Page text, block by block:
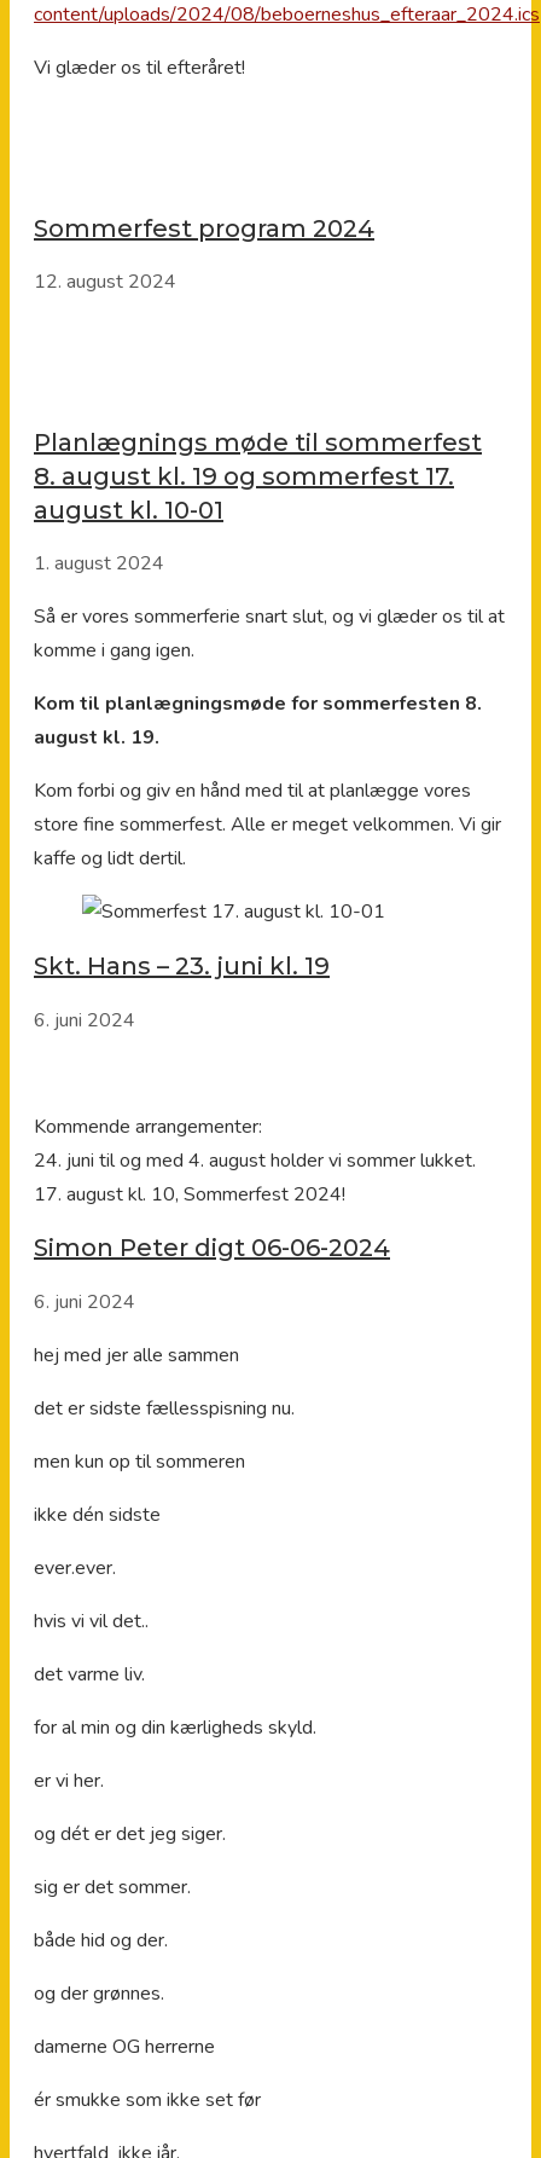
content/uploads/2024/08/beboerneshus_efteraar_2024.ics
Vi glæder os til efteråret!
Sommerfest program 2024
12. august 2024
Planlægnings møde til sommerfest
8. august kl. 19 og sommerfest 17.
august kl. 10-01
1. august 2024
Så er vores sommerferie snart slut, og vi glæder os til at
komme i gang igen.
Kom til planlægningsmøde for sommerfesten 8.
august kl. 19.
Kom forbi og giv en hånd med til at planlægge vores
store fine sommerfest. Alle er meget velkommen. Vi gir
kaffe og lidt dertil.
Skt. Hans – 23. juni kl. 19
6. juni 2024
Kommende arrangementer:
24. juni til og med 4. august holder vi sommer lukket.
17. august kl. 10, Sommerfest 2024!
Simon Peter digt 06-06-2024
6. juni 2024
hej med jer alle sammen
det er sidste fællesspisning nu.
men kun op til sommeren
ikke dén sidste
ever.ever.
hvis vi vil det..
det varme liv.
for al min og din kærligheds skyld.
er vi her.
og dét er det jeg siger.
sig er det sommer.
både hid og der.
og der grønnes.
damerne OG herrerne
ér smukke som ikke set før